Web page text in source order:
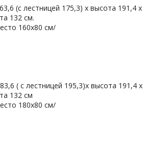
(с лестницей 175,3) х высота 191,4 х
132 см.
160х80 см/
( с лестницей 195,3)х высота 191,4
132 см
180х80 см/